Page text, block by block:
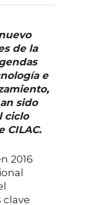
de la
e
sido
ciclo
CILAC.
2016